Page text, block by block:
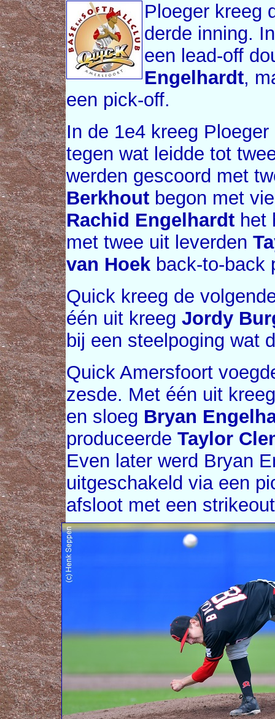
Ploeger kreeg
derde inning.
een lead-off
Engelhardt,
een pick-off.
In de 1e4 kreeg
tegen wat leidde tot
werden gescoord met
Berkhoutbegon met
Rachid Engelhardthet
met twee uit leverden
van Hoekback-to-back
Quick kreeg de
één uit kreeg Jordy
bij een steelpoging wat
Quick Amersfoort
zesde. Met één uit
en sloeg Bryan
produceerde Taylor
Even later werd Bryan
uitgeschakeld via een
afsloot met een